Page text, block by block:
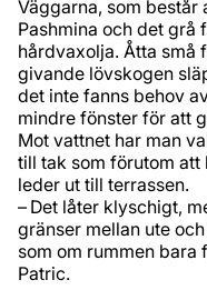
Väggarna, som består
Pashmina och det grå
hårdvaxolja. Åtta små
givande lövskogen
det inte fanns behov
mindre fönster för att
Mot vattnet har man
till tak som förutom
leder ut till terrassen.
– Det låter klyschigt,
gränser mellan ute
som om rummen bara
Patric.